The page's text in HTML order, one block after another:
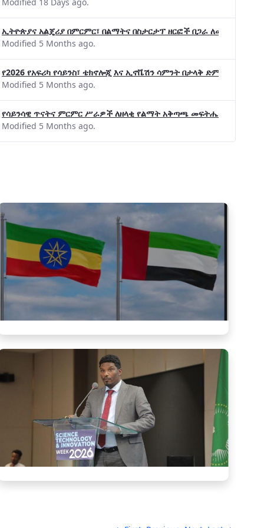
ኢትዮጵያና አልጄሪያ በምርምር፣ በልማትና በስታርታፕ ዘርፎች በጋራ ለመስራት መከሩ፡፡
Modified 5 Months ago.
የ2026 የአፍሪካ የሳይንስ፣ ቴክኖሎጂ እና ኢኖቬሽን ሳምንት በታላቅ ድምቀት
Modified 5 Months ago.
የሳይንሳዊ ጥናትና ምርምር ሥራዎች ለዘላቂ የልማት አቅጣጫ መፍትሔ ጠቋሚ
Modified 5 Months ago.